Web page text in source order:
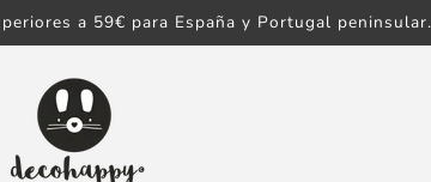
a 59€ para España y Portugal peninsular.